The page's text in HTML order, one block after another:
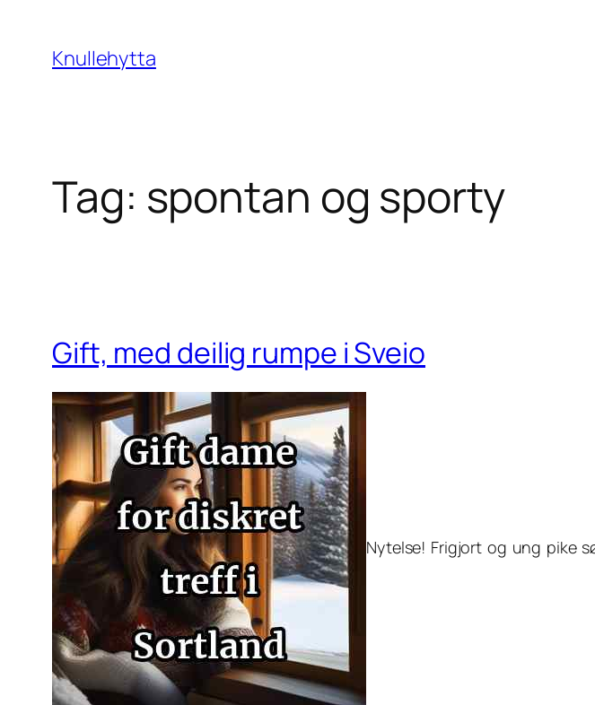
content
Knullehytta
Tag: spontan og sporty
Gift, med deilig rumpe i Sveio
Nytelse! Frigjort og ung pike